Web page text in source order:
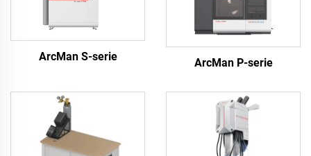
ArcMan S-serie ArcMan P-serie